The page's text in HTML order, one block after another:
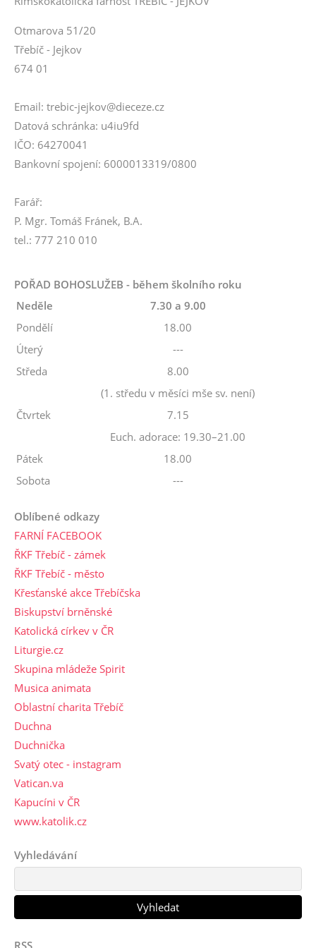
Otmarova 51/20
Třebíč - Jejkov
674 01
Email: trebic-jejkov@dieceze.cz
Datová schránka: u4iu9fd
IČO: 64270041
Bankovní spojení: 6000013319/0800
Farář:
P. Mgr. Tomáš Fránek, B.A.
tel.: 777 210 010
POŘAD BOHOSLUŽEB - během školního roku
Neděle
7.30 a 9.00
Pondělí
18.00
Úterý
---
Středa
8.00
(1. středu v měsíci mše sv. není)
Čtvrtek
7.15
Euch. adorace: 19.30–21.00
Pátek
18.00
Sobota
---
Oblíbené odkazy
FARNÍ FACEBOOK
ŘKF Třebíč - zámek
ŘKF Třebíč - město
Křesťanské akce Třebíčska
Biskupství brněnské
Katolická církev v ČR
Liturgie.cz
Skupina mládeže Spirit
Musica animata
Oblastní charita Třebíč
Duchna
Duchnička
Svatý otec - instagram
Vatican.va
Kapucíni v ČR
www.katolik.cz
Vyhledávání
RSS